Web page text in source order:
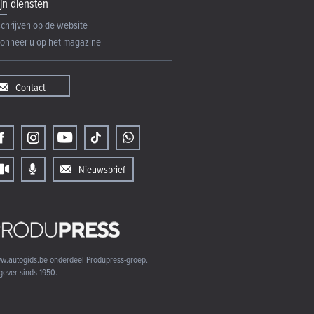
op de website
u op het magazine
Contact
Nieuwsbrief
onderdeel Produpress-groep.
sinds 1950.